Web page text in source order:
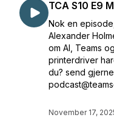
TCA S10 E9
Nok en
Alexander
om AI, Teams
printerdriver
du? send
November 17,